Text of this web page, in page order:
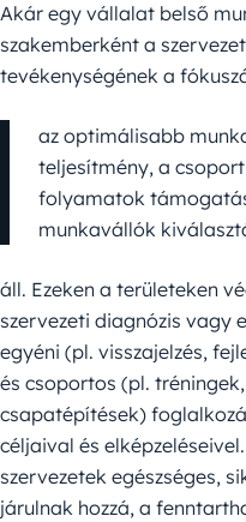
Akár egy vállalat belső
szakemberként a
tevékenységének a
az optimálisabb
teljesítmény, a
folyamatok
munkavállók
áll. Ezeken a területeken
szervezeti diagnózis vagy
egyéni (pl. visszajelzés,
és csoportos (pl.
csapatépítések)
céljaival és
szervezetek egészséges,
járulnak hozzá, a